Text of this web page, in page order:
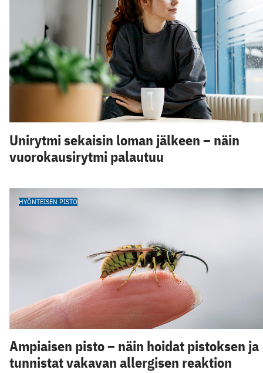
Unirytmi sekaisin loman jälkeen – näin
vuorokausirytmi palautuu
HYÖNTEISEN PISTO
Ampiaisen pisto – näin hoidat pistoksen ja
tunnistat vakavan allergisen reaktion